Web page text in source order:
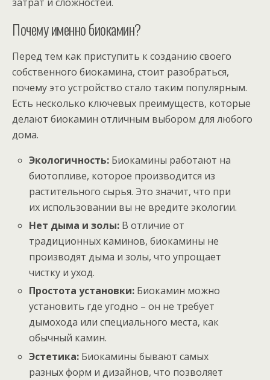
Почему именно биокамин?
Перед тем как приступить к созданию своего
собственного биокамина, стоит разобраться,
почему это устройство стало таким популярным.
Есть несколько ключевых преимуществ, которые
делают биокамин отличным выбором для любого
дома.
Экологичность: Биокамины работают на
биотопливе, которое производится из
растительного сырья. Это значит, что при
их использовании вы не вредите экологии.
Нет дыма и золы: В отличие от
традиционных каминов, биокамины не
производят дыма и золы, что упрощает
чистку и уход.
Простота установки: Биокамин можно
установить где угодно – он не требует
дымохода или специального места, как
обычный камин.
Эстетика: Биокамины бывают самых
разных форм и дизайнов, что позволяет